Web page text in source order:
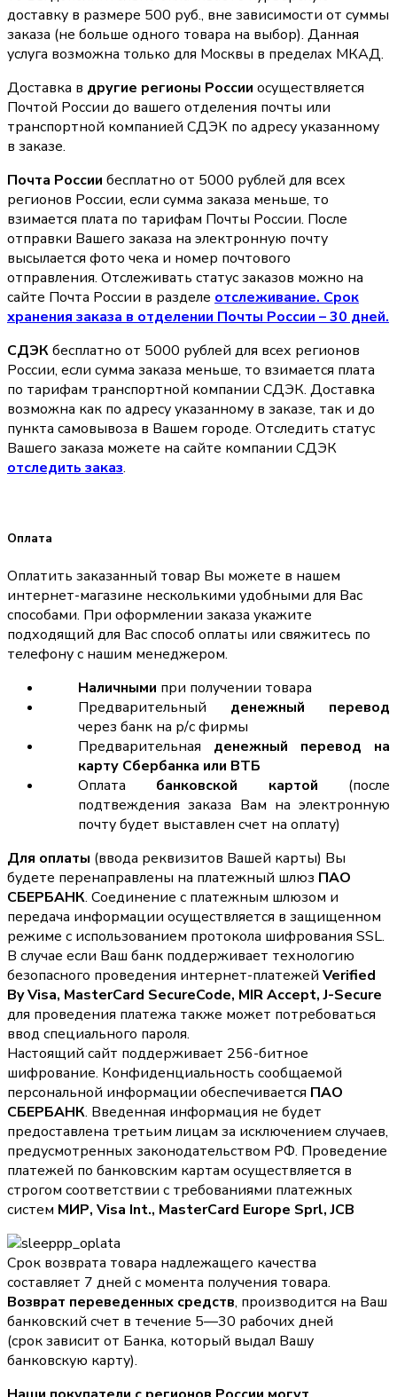
доставку в размере 500 руб., вне зависимости от суммы
заказа (не больше одного товара на выбор). Данная
услуга возможна только для Москвы в пределах МКАД.
Доставка в другие регионы России осуществляется
Почтой России до вашего отделения почты или
транспортной компанией СДЭК по адресу указанному
в заказе.
Почта России бесплатно от 5000 рублей для всех
регионов России, если сумма заказа меньше, то
взимается плата по тарифам Почты России. После
отправки Вашего заказа на электронную почту
высылается фото чека и номер почтового
отправления. Отслеживать статус заказов можно на
сайте Почта России в разделе oтслеживание. Срок
хранения заказа в отделении Почты России – 30 дней.
СДЭКбесплатно от 5000 рублей для всех регионов
России, если сумма заказа меньше, то взимается плата
по тарифам транспортной компании СДЭК. Доставка
возможна как по адресу указанному в заказе, так и до
пункта самовывоза в Вашем городе. Отследить статус
Вашего заказа можете на сайте компании СДЭК
отследить заказ.
Оплата
Оплатить заказанный товар Вы можете в нашем
интернет-магазине несколькими удобными для Вас
способами. При оформлении заказа укажите
подходящий для Вас способ оплаты или свяжитесь по
телефону с нашим менеджером.
Наличными при получении товара
Предварительный денежный перевод
через банк на р/с фирмы
Предварительная денежный перевод на
карту Сбербанка или ВТБ
Оплата банковской картой (после
подтвеждения заказа Вам на электронную
почту будет выставлен счет на оплату)
Для оплаты (ввода реквизитов Вашей карты) Вы
будете перенаправлены на платежный шлюз ПАО
СБЕРБАНК. Соединение с платежным шлюзом и
передача информации осуществляется в защищенном
режиме с использованием протокола шифрования SSL.
В случае если Ваш банк поддерживает технологию
безопасного проведения интернет-платежей Verified
By Visa, MasterCard SecureCode, MIR Accept, J-Secure
для проведения платежа также может потребоваться
ввод специального пароля.
Настоящий сайт поддерживает 256-битное
шифрование. Конфиденциальность сообщаемой
персональной информации обеспечивается ПАО
СБЕРБАНК. Введенная информация не будет
предоставлена третьим лицам за исключением случаев,
предусмотренных законодательством РФ. Проведение
платежей по банковским картам осуществляется в
строгом соответствии с требованиями платежных
систем МИР, Visa Int., MasterCard Europe Sprl, JCB
Срок возврата товара надлежащего качества
составляет 7 дней с момента получения товара.
Возврат переведенных средств, производится на Ваш
банковский счет в течение 5—30 рабочих дней
(срок зависит от Банка, который выдал Вашу
банковскую карту).